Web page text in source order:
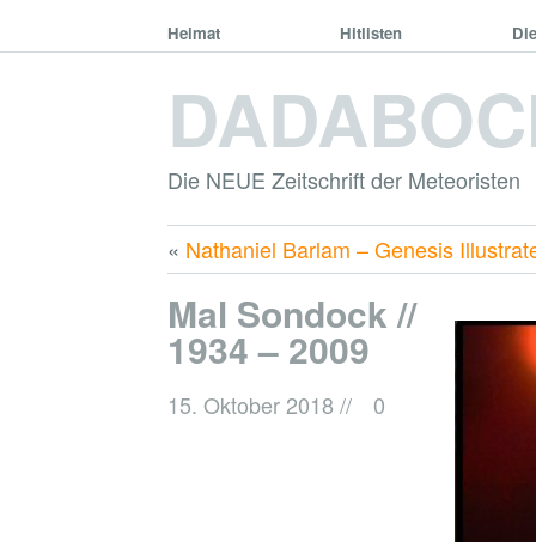
Heimat Hitlisten
Die NEUE Zeitschrift der Meteoristen
« Nathaniel Barlam – Genesis
Mal Sondock //
1934 – 2009
15. Oktober 2018 // 0